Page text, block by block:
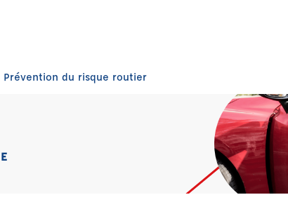
Prévention du risque routier